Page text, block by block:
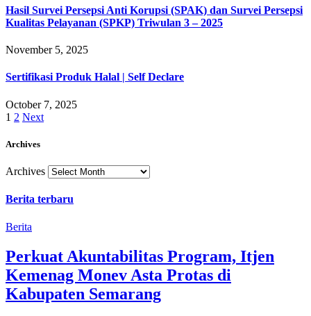
Hasil Survei Persepsi Anti Korupsi (SPAK) dan Survei Persepsi
Kualitas Pelayanan (SPKP) Triwulan 3 – 2025
November 5, 2025
Sertifikasi Produk Halal | Self Declare
October 7, 2025
1 2 Next
Archives
Archives
Berita terbaru
Berita
Perkuat Akuntabilitas Program, Itjen
Kemenag Monev Asta Protas di
Kabupaten Semarang